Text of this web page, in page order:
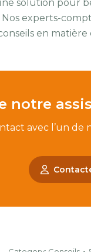
solution pour
experts-
en matière
notre
avec l’un